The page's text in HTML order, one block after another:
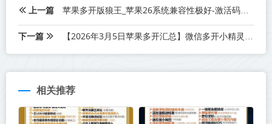
上一篇 苹果多开版狼王_苹果26系统兼容性极好-激活码商城版本震撼来袭
下一篇 【2026年3月5日苹果多开汇总】微信多开小精灵新品上市
相关推荐